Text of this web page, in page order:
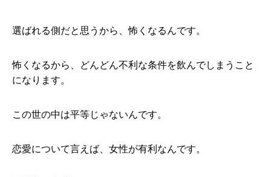
選ばれる側だと思うから、怖くなるんです。
怖くなるから、どんどん不利な条件を飲んでしまうこと
になります。
この世の中は平等じゃないんです。
恋愛について言えば、女性が有利なんです。